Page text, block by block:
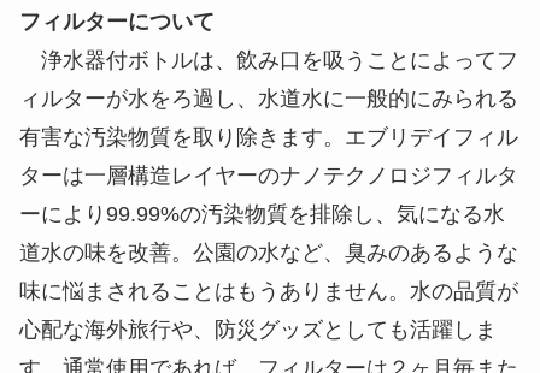
フィルターについて
浄水器付ボトルは、飲み口を吸うことによってフ
ィルターが水をろ過し、水道水に一般的にみられる
有害な汚染物質を取り除きます。エブリデイフィル
ターは一層構造レイヤーのナノテクノロジフィルタ
ーにより99.99%の汚染物質を排除し、気になる水
道水の味を改善。公園の水など、臭みのあるような
味に悩まされることはもうありません。水の品質が
心配な海外旅行や、防災グッズとしても活躍しま
す。通常使用であれば、フィルターは２ヶ月毎また